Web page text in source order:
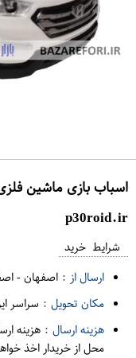
اسباب بازی ماشین
p30roid.ir
شرایط خرید
ارسال از : اصفهان-
مکان تحویل : سراسر
هزینه ارسال : هزینه
محل از خریدار اخذ